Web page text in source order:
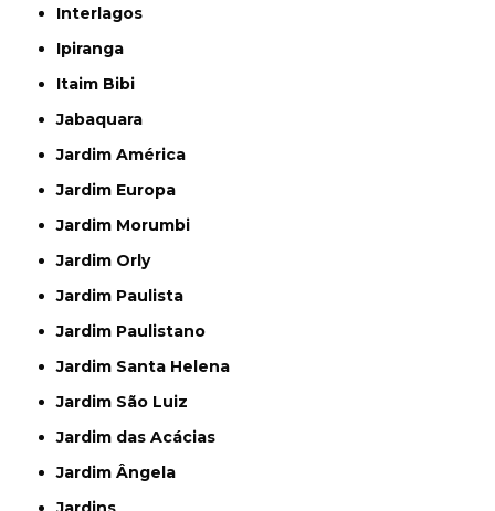
Interlagos
Ipiranga
Itaim Bibi
Jabaquara
Jardim América
Jardim Europa
Jardim Morumbi
Jardim Orly
Jardim Paulista
Jardim Paulistano
Jardim Santa Helena
Jardim São Luiz
Jardim das Acácias
Jardim Ângela